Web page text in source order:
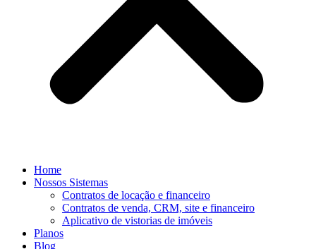
Home
Nossos Sistemas
Contratos de locação e financeiro
Contratos de venda, CRM, site e financeiro
Aplicativo de vistorias de imóveis
Planos
Blog